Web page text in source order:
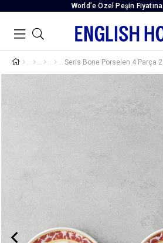
World’e Özel Peşin Fiyatına